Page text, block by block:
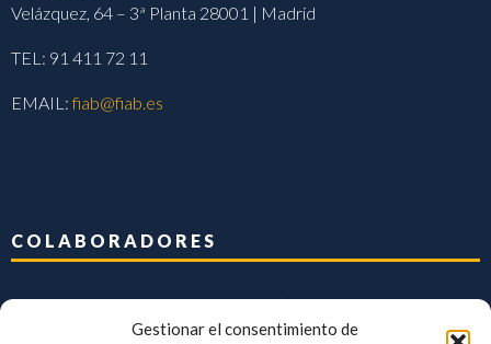
Gestionar el consentimiento de
Velázquez, 64 – 3ª Planta 28001 | Madrid
TEL: 91 411 72 11
EMAIL:fiab@fiab.es
COLABORADORES